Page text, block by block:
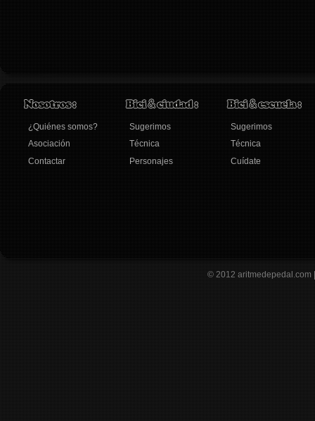
¿Quiénes somos?
Asociación
Contactar
Sugerimos
Técnica
Personajes
Sugerimos
Técnica
Cuídate
© 2012aritmedepedal.com